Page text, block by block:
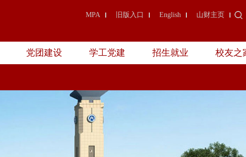
山财主页
English
旧版入口
MPA
党团建设 学工党建 招生就业 校友之